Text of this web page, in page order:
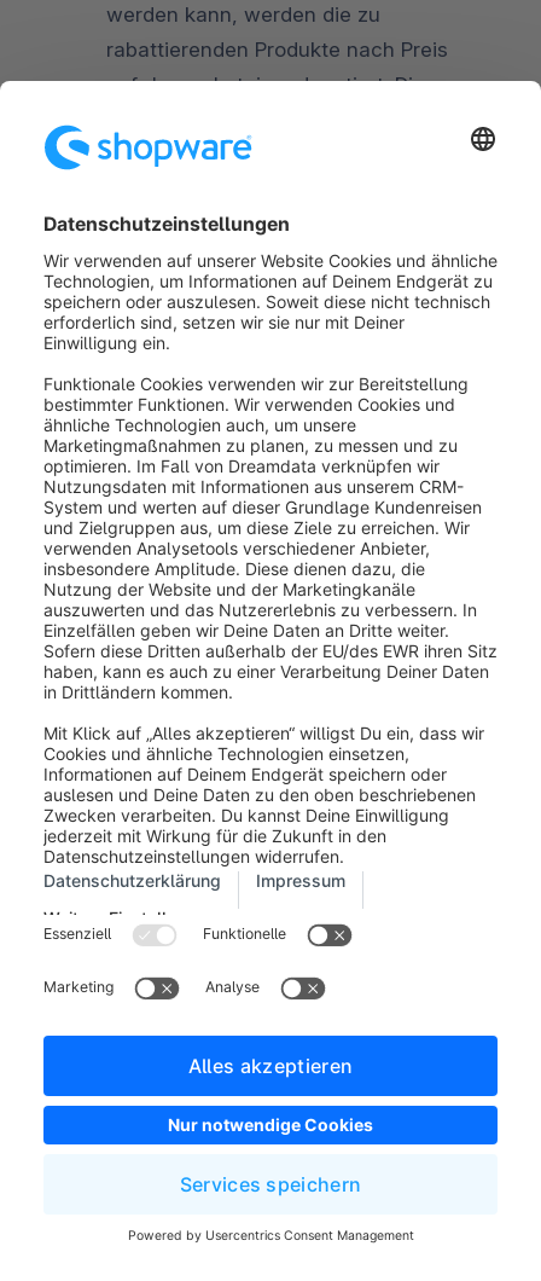
werden kann, werden die zu
rabattierenden Produkte nach Preis
auf- bzw. absteigend sortiert. Diese
den Einstellungen
Art (3):Hier wird angegeben, ob es sich um einen
absoluten Rabatt handeln soll, ein prozentualer
Rabatt oder um einen Festpreis bzw. festen
Stückpreis. Entscheidet man sich für einen Festpreis
bzw. festen Stückpreis, kann der Preis allerdings nicht
höher ausfallen als der unrabattierte/normale Gesamt-
bzw. Stückpreis.
Wert (4):Dieses Feld gibt den eigentlichen Wert des
Rabatts an. Trägt man hier bspw. 20 ein, dann würde
abhängig von der gewähltenArtein grundsätzlicher
Rabatt von 20 Euro gewährt werden oder ein Rabatt
von 20% oder ein fester (Stück-) Preis von 20 Euro.
Maximaler Rabatt (5):Ist als Art ein prozentualer
Rabatt angegeben, wird das Feld Maximaler Rabatt
eingeblendet. Hierüber lässt sich eine Obergrenze für
Prozentsatz den hier angegeben Betrag nicht
überschreiten kann.
Erweiterte Preisansicht öffnen (6): Hier kannst Du
den Wert des Rabattes für jede Währung einzeln
vergeben.
Gängige Rabatt-Beispiele
Folgend listen wir Dir die geläufigsten Rabattaktionen
anhand eines entsprechenden Beispiels auf.
Zeitliche begrenzte "20% auf alles
außer..."